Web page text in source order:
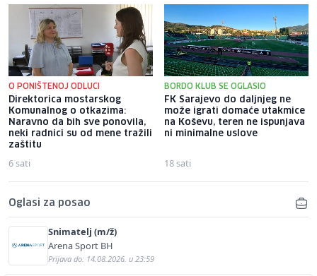
O PONIŠTENOJ ODLUCI
Direktorica mostarskog
Komunalnog o otkazima:
Naravno da bih sve ponovila,
neki radnici su od mene tražili
zaštitu
6 sati
BORDO KLUB SE OGLASIO
FK Sarajevo do daljnjeg ne
može igrati domaće utakmice
na Koševu, teren ne ispunjava
ni minimalne uslove
18 sati
Oglasi za posao
Snimatelj (m/ž)
Arena Sport BH
Prijava do: 14.08.2026. u 23:59